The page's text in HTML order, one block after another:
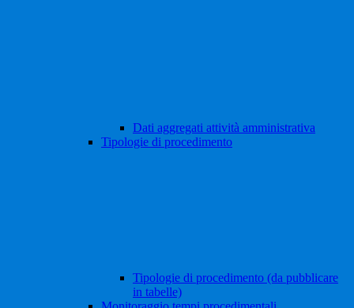
Dati aggregati attività amministrativa
Tipologie di procedimento
Tipologie di procedimento (da pubblicare
in tabelle)